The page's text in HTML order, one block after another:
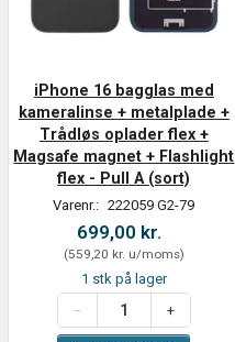
iPhone 16 bagglas med
kameralinse + metalplade +
Trådløs oplader flex +
Magsafe magnet + Flashlight
flex - Pull A (sort)
Varenr.: 222059 G2-79
699,00 kr.
(559,20 kr. u/moms)
1 stk på lager